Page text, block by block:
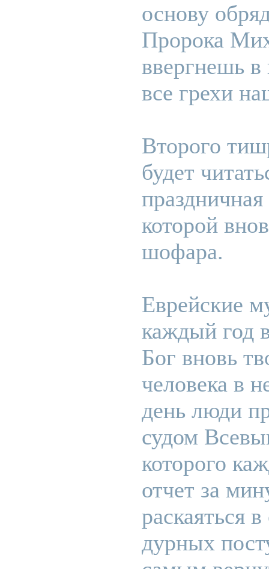
основу
Пророка
ввергнешь
все грехи
Второго
будет
которой
шофара.
Еврейские
каждый год
Бог вновь
человека в
день люди
судом
которого
отчет за
раскаяться
дурных